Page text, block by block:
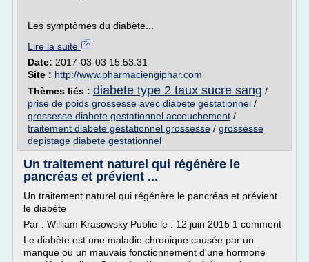
Les symptômes du diabète...
Lire la suite
Date: 2017-03-03 15:53:31
Site : http://www.pharmaciengiphar.com
Thèmes liés : diabete type 2 taux sucre sang /
prise de poids grossesse avec diabete gestationnel /
grossesse diabete gestationnel accouchement /
traitement diabete gestationnel grossesse / grossesse
depistage diabete gestationnel
Un traitement naturel qui régénère le
pancréas et prévient ...
Un traitement naturel qui régénère le pancréas et prévient
le diabète
Par : William Krasowsky Publié le : 12 juin 2015 1 comment
Le diabète est une maladie chronique causée par un
manque ou un mauvais fonctionnement d'une hormone